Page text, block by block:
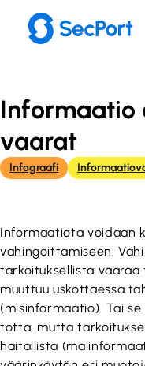
sisältöön
Informaatio
vaarat
Infograafi
Informaatiota voidaan
vahingoittamiseen.
tarkoituksellista
muuttuu uskottaessa
(misinformaatio). Tai
totta, mutta
haitallista